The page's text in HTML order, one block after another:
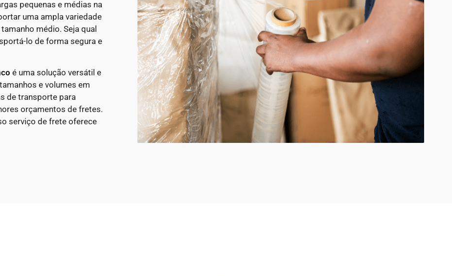
pequenas e médias na
uma ampla variedade
médio. Seja qual
lo de forma segura e
é uma solução versátil e
e volumes em
de transporte para
orçamentos de fretes.
serviço de frete oferece